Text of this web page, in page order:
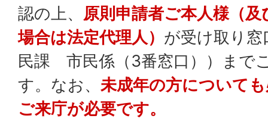
認の上、 原則申請者ご本人様（
場合は法定代理人） が受け取り
民課 市民係（3番窓口））まで
す。なお、 未成年の方について
ご来庁が必要です。